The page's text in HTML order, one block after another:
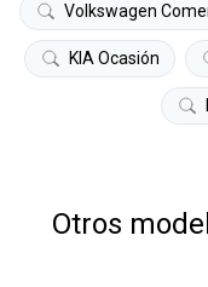
Volkswagen
KIA Ocasión
Otros